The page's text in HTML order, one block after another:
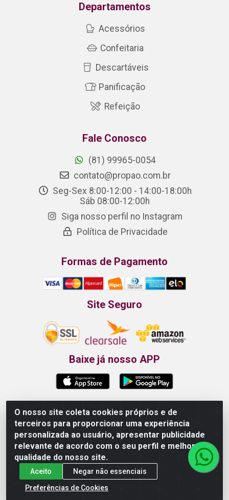
O nosso site coleta cookies próprios e de
terceiros para proporcionar uma experiência
personalizada ao usuário, apresentar publicidade
relevante de acordo com o seu perfil e melhorar a
qualidade do nosso site.
Aceito
Negar não essenciais
Preferências de Cookies
Departamentos
Acessórios
Confeitaria
Descartáveis
Panificação
Refeição
Fale Conosco
(81) 99965-0054
contato@propao.com.br
Seg-Sex 8:00-12:00 - 14:00-18:00h
Sáb 08:00-12:00h
Siga nosso perfil no Instagram
Política de Privacidade
Formas de Pagamento
Site Seguro
Baixe já nosso APP
Propão - Rua Armando da Fonte, 91 - Maurício de
Nassau - Caruaru/PE - CEP 55012-025 - CNPJ
24.407.389/0001-52